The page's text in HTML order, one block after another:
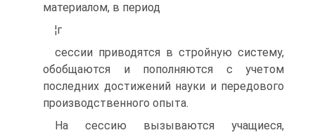
материалом, в период
¦г
сессии приводятся в стройную систему,
обобщаются и пополняются с учетом
последних достижений науки и передового
производственного опыта.
На сессию вызываются учащиеся,